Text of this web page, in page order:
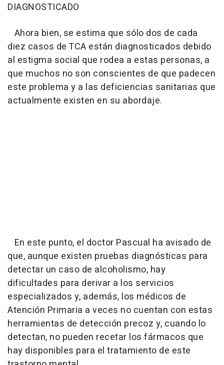
DIAGNOSTICADO
Ahora bien, se estima que sólo dos de cada
diez casos de TCA están diagnosticados debido
al estigma social que rodea a estas personas, a
que muchos no son conscientes de que padecen
este problema y a las deficiencias sanitarias que
actualmente existen en su abordaje.
En este punto, el doctor Pascual ha avisado de
que, aunque existen pruebas diagnósticas para
detectar un caso de alcoholismo, hay
dificultades para derivar a los servicios
especializados y, además, los médicos de
Atención Primaria a veces no cuentan con estas
herramientas de detección precoz y, cuando lo
detectan, no pueden recetar los fármacos que
hay disponibles para el tratamiento de este